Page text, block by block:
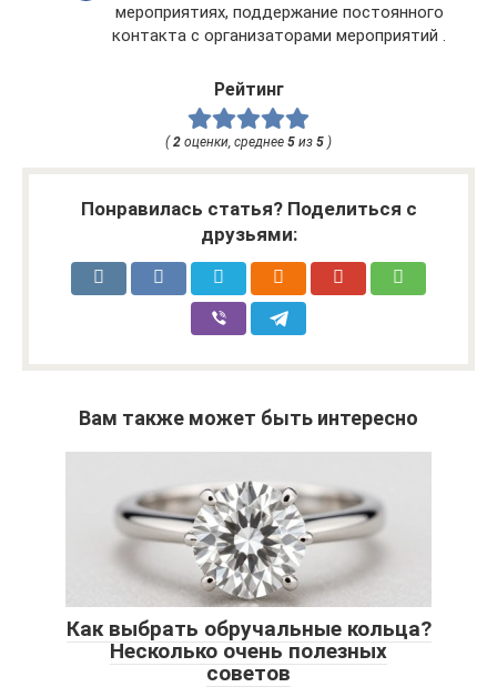
мероприятиях, поддержание постоянного
контакта с организаторами мероприятий .
Рейтинг
(2 оценки, среднее 5 из 5 )
Понравилась статья? Поделиться с
друзьями:
Вам также может быть интересно
Как выбрать обручальные кольца?
Несколько очень полезных
советов